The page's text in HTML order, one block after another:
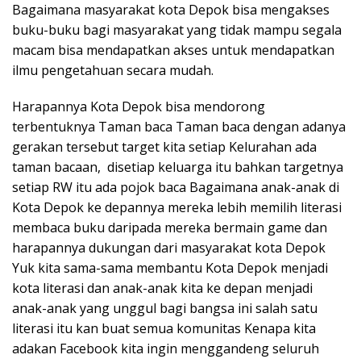
Bagaimana masyarakat kota Depok bisa mengakses
buku-buku bagi masyarakat yang tidak mampu segala
macam bisa mendapatkan akses untuk mendapatkan
ilmu pengetahuan secara mudah.
Harapannya Kota Depok bisa mendorong
terbentuknya Taman baca Taman baca dengan adanya
gerakan tersebut target kita setiap Kelurahan ada
taman bacaan, disetiap keluarga itu bahkan targetnya
setiap RW itu ada pojok baca Bagaimana anak-anak di
Kota Depok ke depannya mereka lebih memilih literasi
membaca buku daripada mereka bermain game dan
harapannya dukungan dari masyarakat kota Depok
Yuk kita sama-sama membantu Kota Depok menjadi
kota literasi dan anak-anak kita ke depan menjadi
anak-anak yang unggul bagi bangsa ini salah satu
literasi itu kan buat semua komunitas Kenapa kita
adakan Facebook kita ingin menggandeng seluruh